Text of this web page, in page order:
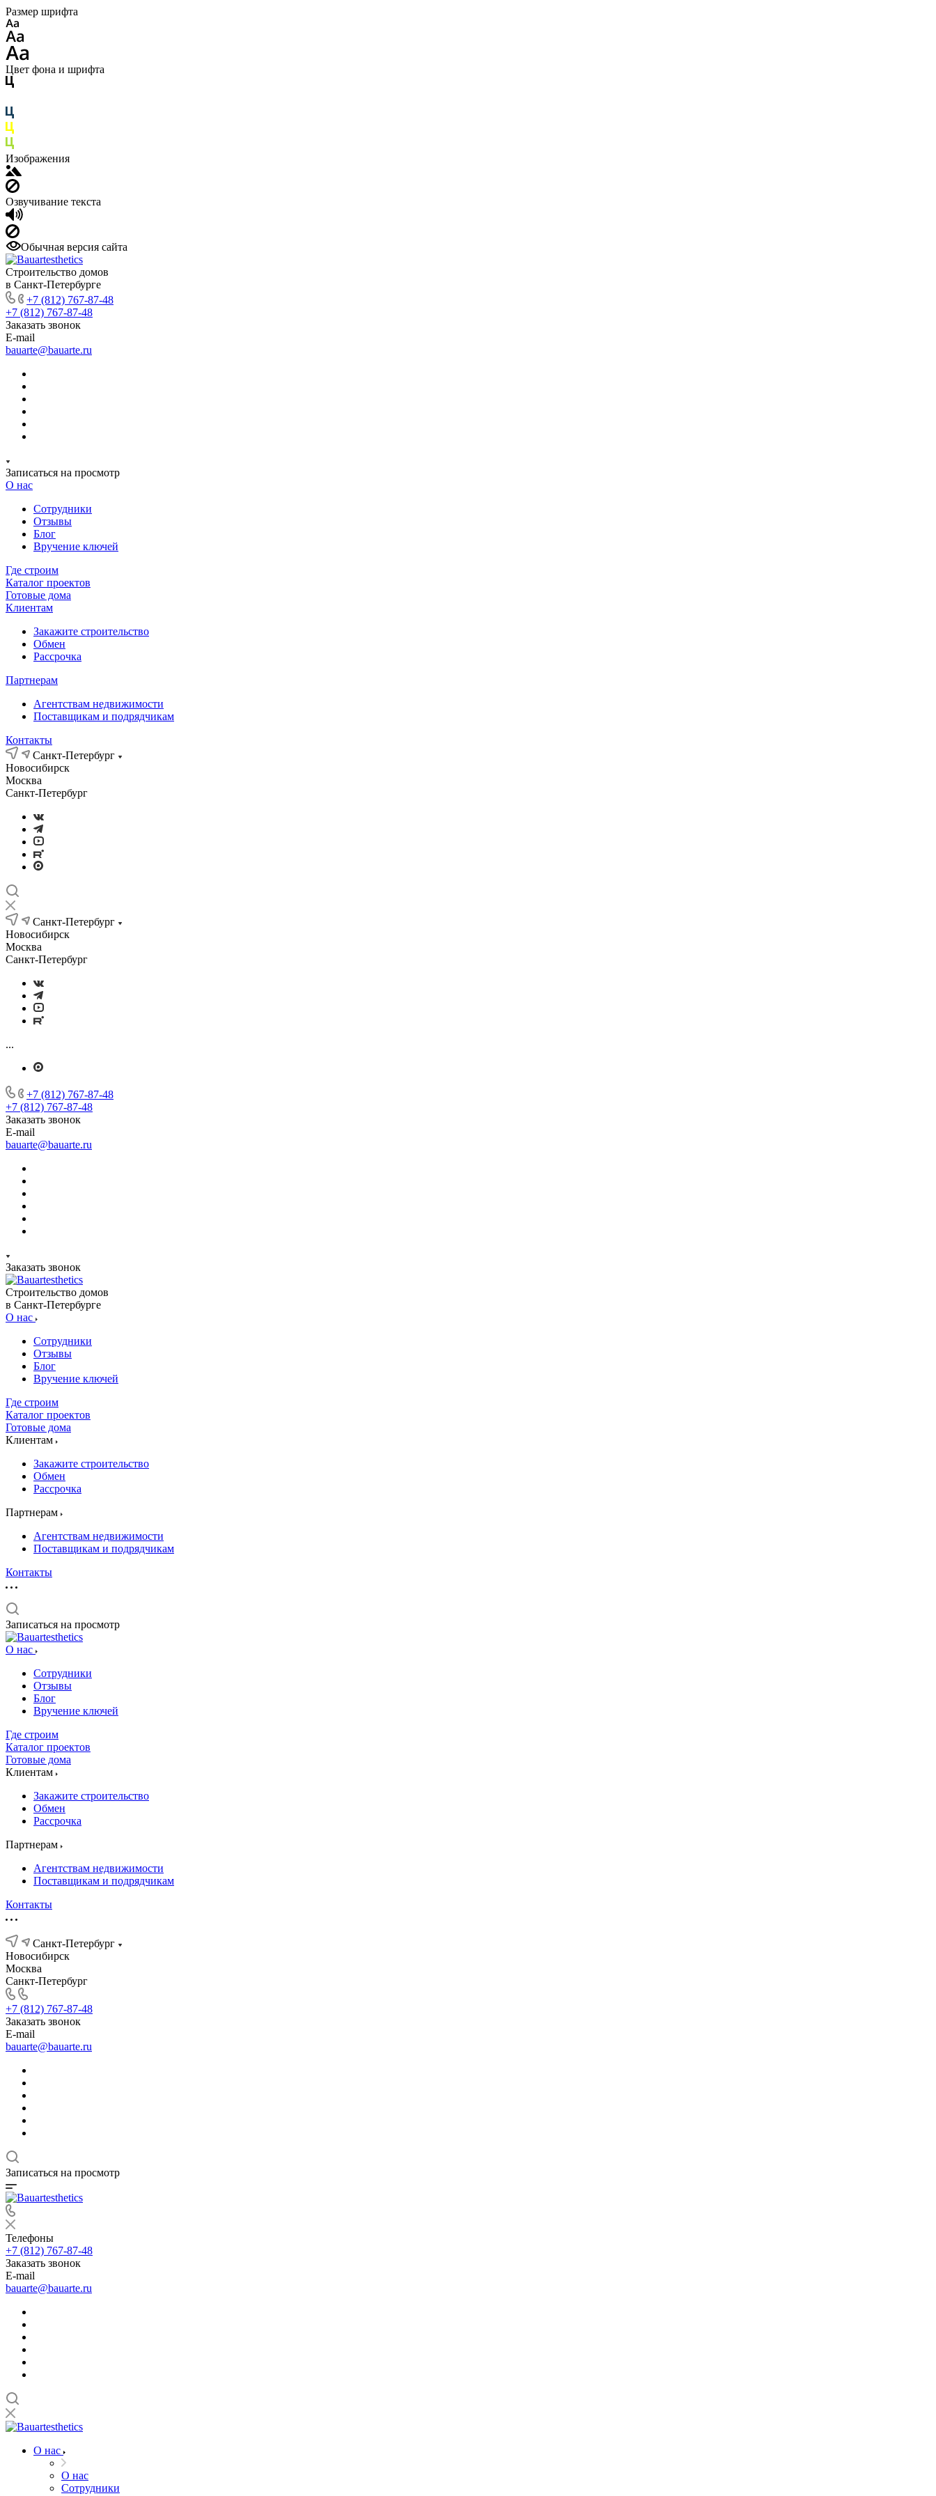
Размер шрифта
Цвет фона и шрифта
Изображения
Озвучивание текста
Обычная версия сайта
Строительство домов
в Санкт-Петербурге
+7 (812) 767-87-48
+7 (812) 767-87-48
Заказать звонок
E-mail
bauarte@bauarte.ru
Записаться на просмотр
О нас
Сотрудники
Отзывы
Блог
Вручение ключей
Где строим
Каталог проектов
Готовые дома
Клиентам
Закажите строительство
Обмен
Рассрочка
Партнерам
Агентствам недвижимости
Поставщикам и подрядчикам
Контакты
Санкт-Петербург
Новосибирск
Москва
Санкт-Петербург
Санкт-Петербург
Новосибирск
Москва
Санкт-Петербург
...
+7 (812) 767-87-48
+7 (812) 767-87-48
Заказать звонок
E-mail
bauarte@bauarte.ru
Заказать звонок
Строительство домов
в Санкт-Петербурге
О нас
Сотрудники
Отзывы
Блог
Вручение ключей
Где строим
Каталог проектов
Готовые дома
Клиентам
Закажите строительство
Обмен
Рассрочка
Партнерам
Агентствам недвижимости
Поставщикам и подрядчикам
Контакты
Записаться на просмотр
О нас
Сотрудники
Отзывы
Блог
Вручение ключей
Где строим
Каталог проектов
Готовые дома
Клиентам
Закажите строительство
Обмен
Рассрочка
Партнерам
Агентствам недвижимости
Поставщикам и подрядчикам
Контакты
Санкт-Петербург
Новосибирск
Москва
Санкт-Петербург
+7 (812) 767-87-48
Заказать звонок
E-mail
bauarte@bauarte.ru
Записаться на просмотр
Телефоны
+7 (812) 767-87-48
Заказать звонок
E-mail
bauarte@bauarte.ru
О нас
О нас
Сотрудники